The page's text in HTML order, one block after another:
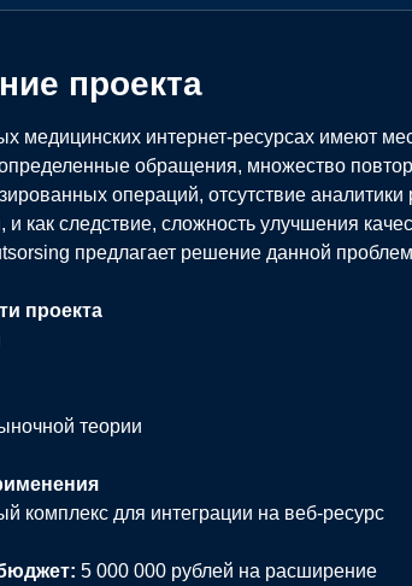
проекта
медицинских интернет-ресурсах имеют
обращения, множество
операций, отсутствие
и как следствие, сложность улучшения
предлагает решение данной
проекта
теории
комплекс для интеграции на веб-ресурс
5 000 000 рублей на расширение